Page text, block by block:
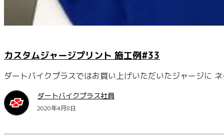
カスタムジャージプリント 施工例#33
ダートバイクプラスではお買い上げいただいたジャージに
ダートバイクプラス社員
2020年4月8日